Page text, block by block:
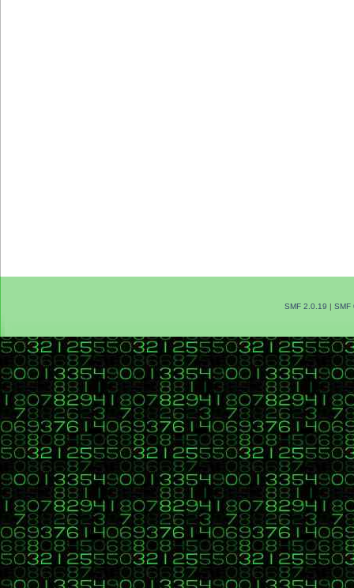
}
SMF 2.0.19 | SMF